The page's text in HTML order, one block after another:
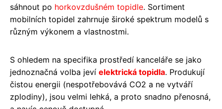
sáhnout po horkovzdušném topidle. Sortiment
mobilních topidel zahrnuje široké spektrum modelů s
různým výkonem a vlastnostmi.
S ohledem na specifika prostředí kanceláře se jako
jednoznačná volba jeví elektrická topidla. Produkují
čistou energii (nespotřebovává CO2 a ne vytváří
zplodiny), jsou velmi lehká, a proto snadno přenosná,